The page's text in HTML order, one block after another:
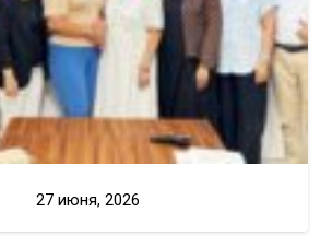
27 июня, 2026